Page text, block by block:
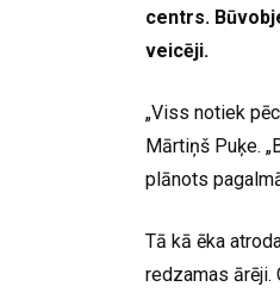
centrs.
veicēji.
„Viss notiek
Mārtiņš Puķe.
plānots
Tā kā ēka
redzamas ārēji.